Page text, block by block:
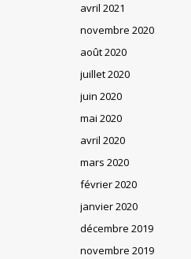
avril 2021
novembre 2020
août 2020
juillet 2020
juin 2020
mai 2020
avril 2020
mars 2020
février 2020
janvier 2020
décembre 2019
novembre 2019